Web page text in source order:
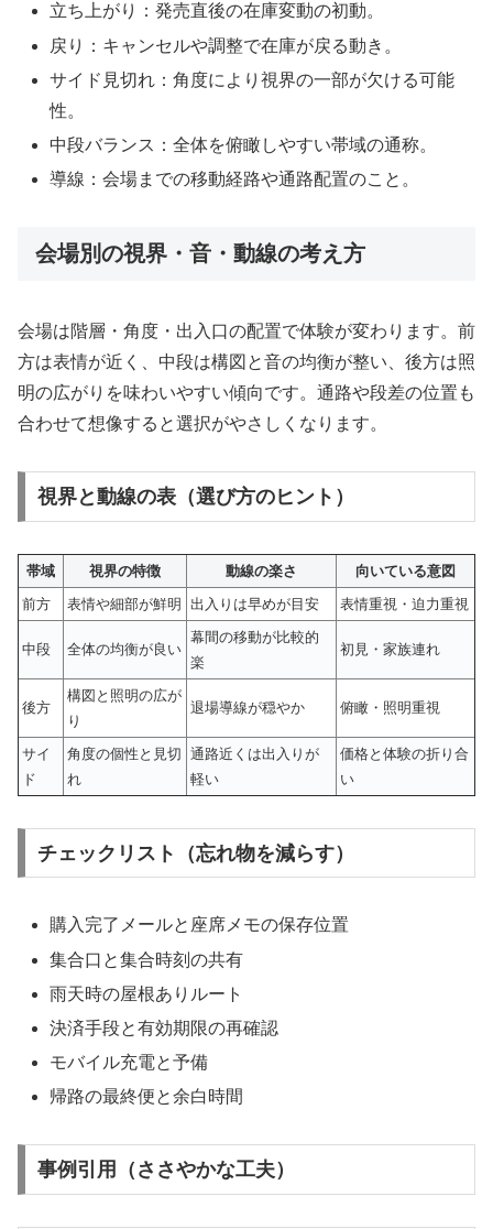
立ち上がり：発売直後の在庫変動の初動。
戻り：キャンセルや調整で在庫が戻る動き。
サイド見切れ：角度により視界の一部が欠ける可能
性。
中段バランス：全体を俯瞰しやすい帯域の通称。
導線：会場までの移動経路や通路配置のこと。
会場別の視界・音・動線の考え方
会場は階層・角度・出入口の配置で体験が変わります。前
方は表情が近く、中段は構図と音の均衡が整い、後方は照
明の広がりを味わいやすい傾向です。通路や段差の位置も
合わせて想像すると選択がやさしくなります。
視界と動線の表（選び方のヒント）
帯域 視界の特徴 動線の楽さ
向いている意図
前方
表情や細部が鮮明 出入りは早めが目安 表情重視・迫力重視
中段 全体の均衡が良い
幕間の移動が比較的
楽
初見・家族連れ
後方
構図と照明の広が
り
退場導線が穏やか 俯瞰・照明重視
サイ
ド
角度の個性と見切
れ
通路近くは出入りが
軽い
価格と体験の折り合
い
チェックリスト（忘れ物を減らす）
購入完了メールと座席メモの保存位置
集合口と集合時刻の共有
雨天時の屋根ありルート
決済手段と有効期限の再確認
モバイル充電と予備
帰路の最終便と余白時間
事例引用（ささやかな工夫）